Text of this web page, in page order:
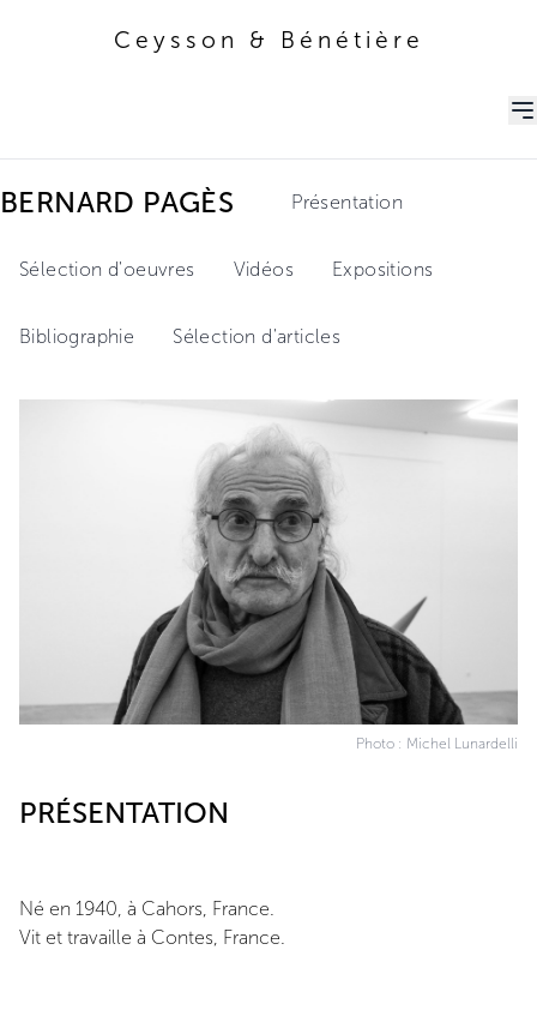
Ceysson & Bénétière
BERNARD PAGÈS Présentation
Sélection d'oeuvres Vidéos Expositions
Bibliographie Sélection d'articles
Photo : Michel Lunardelli
PRÉSENTATION
Né en 1940, à Cahors, France.
Vit et travaille à Contes, France.